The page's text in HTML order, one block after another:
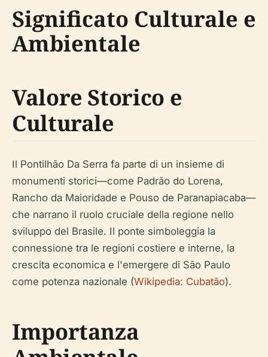
Significato Culturale e
Ambientale
Valore Storico e
Culturale
Il Pontilhão Da Serra fa parte di un insieme di
monumenti storici—come Padrão do Lorena,
Rancho da Maioridade e Pouso de Paranapiacaba—
che narrano il ruolo cruciale della regione nello
sviluppo del Brasile. Il ponte simboleggia la
connessione tra le regioni costiere e interne, la
crescita economica e l'emergere di São Paulo
come potenza nazionale (Wikipedia: Cubatão).
Importanza